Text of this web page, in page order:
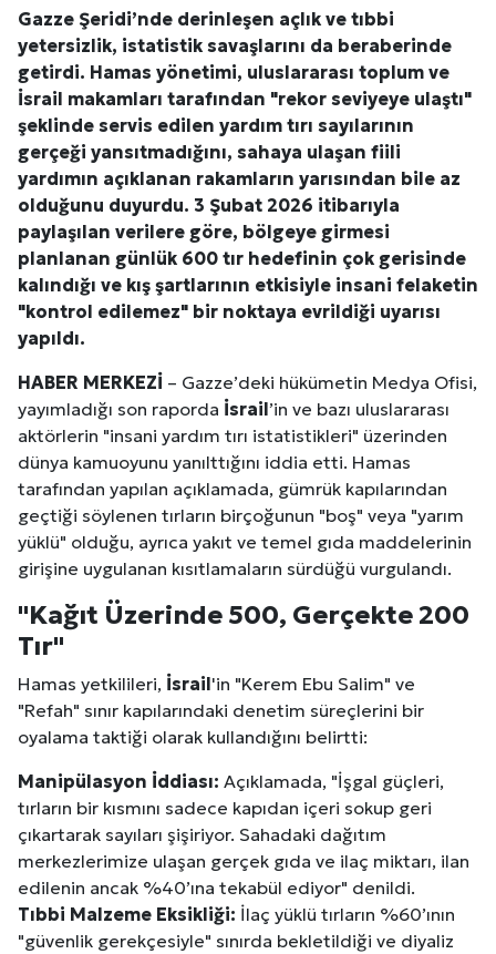
Gazze Şeridi’nde derinleşen açlık ve tıbbi
yetersizlik, istatistik savaşlarını da beraberinde
getirdi. Hamas yönetimi, uluslararası toplum ve
İsrail makamları tarafından "rekor seviyeye ulaştı"
şeklinde servis edilen yardım tırı sayılarının
gerçeği yansıtmadığını, sahaya ulaşan fiili
yardımın açıklanan rakamların yarısından bile az
olduğunu duyurdu. 3 Şubat 2026 itibarıyla
paylaşılan verilere göre, bölgeye girmesi
planlanan günlük 600 tır hedefinin çok gerisinde
kalındığı ve kış şartlarının etkisiyle insani felaketin
"kontrol edilemez" bir noktaya evrildiği uyarısı
yapıldı.
HABER MERKEZİ – Gazze’deki hükümetin Medya Ofisi,
yayımladığı son raporda İsrail’in ve bazı uluslararası
aktörlerin "insani yardım tırı istatistikleri" üzerinden
dünya kamuoyunu yanılttığını iddia etti. Hamas
tarafından yapılan açıklamada, gümrük kapılarından
geçtiği söylenen tırların birçoğunun "boş" veya "yarım
yüklü" olduğu, ayrıca yakıt ve temel gıda maddelerinin
girişine uygulanan kısıtlamaların sürdüğü vurgulandı.
"Kağıt Üzerinde 500, Gerçekte 200
Tır"
Hamas yetkilileri, İsrail'in "Kerem Ebu Salim" ve
"Refah" sınır kapılarındaki denetim süreçlerini bir
oyalama taktiği olarak kullandığını belirtti:
Manipülasyon İddiası: Açıklamada, "İşgal güçleri,
tırların bir kısmını sadece kapıdan içeri sokup geri
çıkartarak sayıları şişiriyor. Sahadaki dağıtım
merkezlerimize ulaşan gerçek gıda ve ilaç miktarı, ilan
edilenin ancak %40’ına tekabül ediyor" denildi.
Tıbbi Malzeme Eksikliği: İlaç yüklü tırların %60’ının
"güvenlik gerekçesiyle" sınırda bekletildiği ve diyaliz